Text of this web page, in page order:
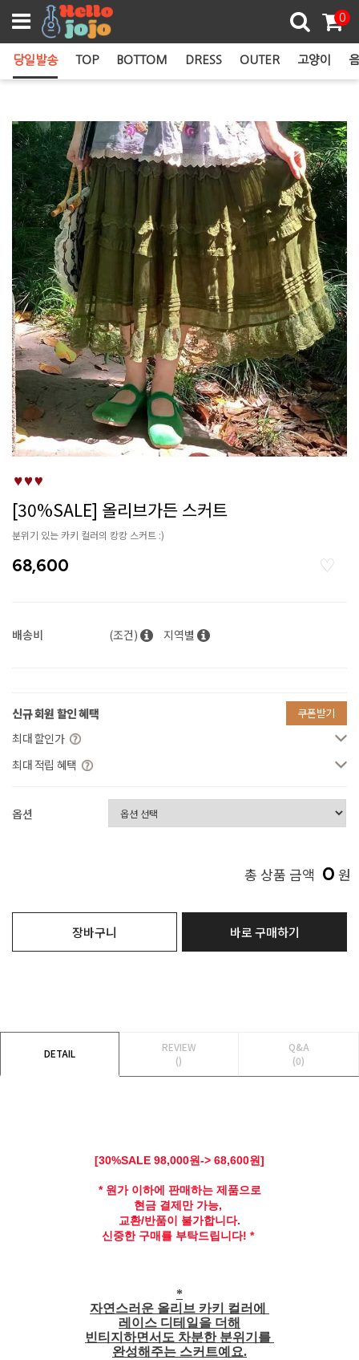
0
당일발송 TOP BOTTOM DRESS OUTER 고양이
[30%SALE] 올리브가든 스커트
분위기 있는 카키 컬러의 캉캉 스커트 :)
68,600
배송비 (조건) 지역별
신규 회원 할인 혜택 쿠폰받기
최대 할인가
최대 적립 혜택
옵션
총 상품 금액 0 원
장바구니 바로 구매하기
DETAIL
REVIEW
()
Q&A
(0)
[30%SALE 98,000원-> 68,600원]
* 원가 이하에 판매하는 제품으로
현금 결제만 가능,
교환/반품이 불가합니다.
신중한 구매를 부탁드립니다! *
*
자연스러운 올리브 카키 컬러에
레이스 디테일을 더해
빈티지하면서도 차분한 분위기를
완성해주는 스커트예요.